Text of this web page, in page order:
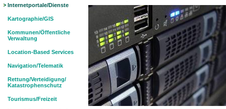
Internetportale/Dienste
Kartographie/GIS
Kommunen/Öffentliche
Verwaltung
Location-Based Services
Navigation/Telematik
Rettung/Verteidigung/
Katastrophenschutz
Tourismus/Freizeit